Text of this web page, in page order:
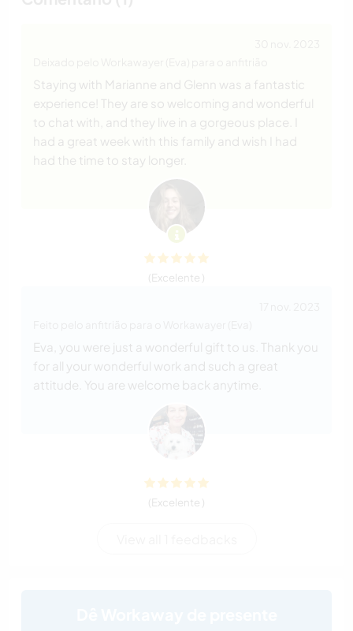
Staying with Marianne and Glenn was a fantastic
experience! They are so welcoming and wonderful
to chat with, and they live in a gorgeous place. I
had a great week with this family and wish I had
had the time to stay longer.
(Excelente )
Eva, you were just a wonderful gift to us. Thank you
for all your wonderful work and such a great
attitude. You are welcome back anytime.
(Excelente )